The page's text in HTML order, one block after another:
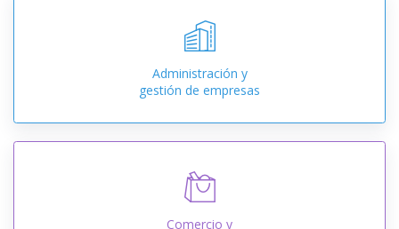
Administración y
gestión de empresas
Comercio y